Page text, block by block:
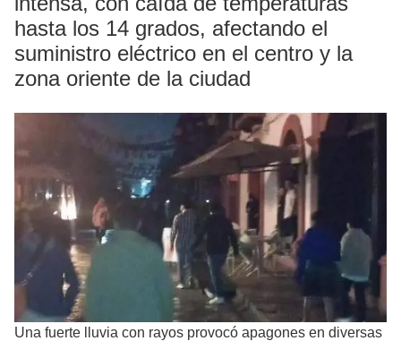
hasta los 14 grados, afectando el
suministro eléctrico en el centro y la
zona oriente de la ciudad
Una fuerte lluvia con rayos provocó apagones en diversas